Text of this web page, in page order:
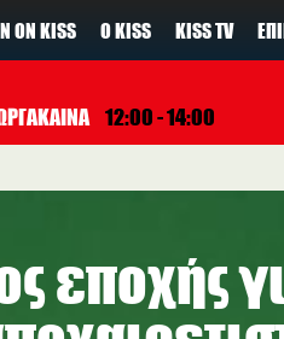
ON KISS Ο KISS KISS TV
12:00 - 14:00
εποχής